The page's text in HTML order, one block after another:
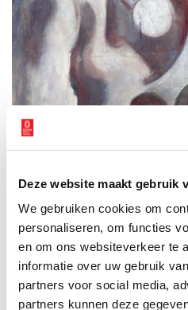
Deze website maakt gebruik
We gebruiken cookies om
personaliseren, om functies
en om ons websiteverkeer te
informatie over uw gebruik
partners voor social media,
partners kunnen deze
Jaap Weyand, Portret Henri ten Holt,
Meedoen en praktische
Meedoen kan door een foto van